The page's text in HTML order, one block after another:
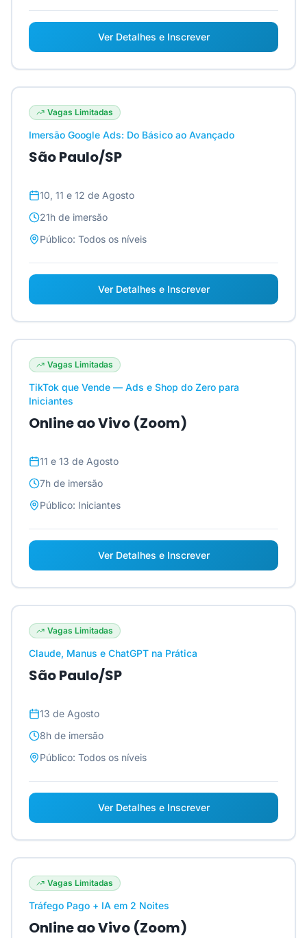
Ver Detalhes e Inscrever
Vagas Limitadas
Imersão Google Ads: Do Básico ao Avançado
São Paulo/SP
10, 11 e 12 de Agosto
21h de imersão
Público: Todos os níveis
Ver Detalhes e Inscrever
Vagas Limitadas
TikTok que Vende — Ads e Shop do Zero para
Iniciantes
Online ao Vivo (Zoom)
11 e 13 de Agosto
7h de imersão
Público: Iniciantes
Ver Detalhes e Inscrever
Vagas Limitadas
Claude, Manus e ChatGPT na Prática
São Paulo/SP
13 de Agosto
8h de imersão
Público: Todos os níveis
Ver Detalhes e Inscrever
Vagas Limitadas
Tráfego Pago + IA em 2 Noites
Online ao Vivo (Zoom)